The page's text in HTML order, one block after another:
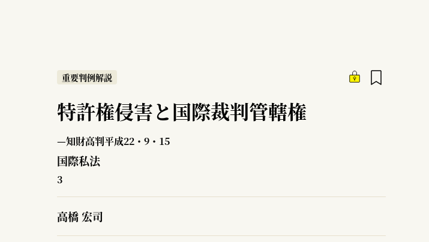
重要判例解説
特許権侵害と国際裁判管轄権
—知財高判平成22・9・15
国際私法
3
高橋 宏司